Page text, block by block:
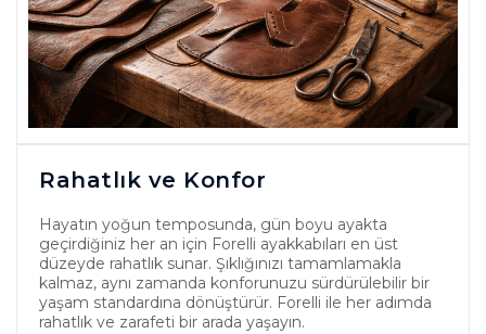
Rahatlık ve Konfor
Hayatın yoğun temposunda, gün boyu ayakta
geçirdiğiniz her an için Forelli ayakkabıları en üst
düzeyde rahatlık sunar. Şıklığınızı tamamlamakla
kalmaz, aynı zamanda konforunuzu sürdürülebilir bir
yaşam standardına dönüştürür. Forelli ile her adımda
rahatlık ve zarafeti bir arada yaşayın.